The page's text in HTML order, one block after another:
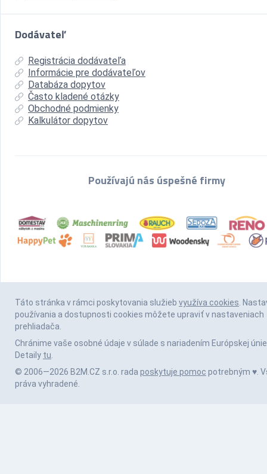
Dodávateľ
Registrácia dodávateľa
Informácie pre dodávateľov
Databáza dopytov
Často kladené otázky
Obchodné podmienky
Kalkulátor dopytov
Používajú nás úspešné firmy
Táto stránka v rámci poskytovania služieb využíva cookies.
používania a dostupnosti cookies môžete upraviť v nastaveniach
prehliadača.
Chránime vaše osobné údaje v súlade s nariadením Európskej únie
Detaily tu.
© 2006—2026 B2M.CZ s.r.o. rada poskytuje pomoc potrebným ♥️.
práva vyhradené.